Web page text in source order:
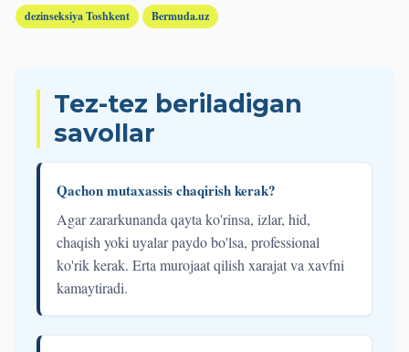
dezinseksiya Toshkent
Bermuda.uz
Tez-tez beriladigan
savollar
Qachon mutaxassis chaqirish kerak?
Agar zararkunanda qayta ko'rinsa, izlar, hid,
chaqish yoki uyalar paydo bo'lsa, professional
ko'rik kerak. Erta murojaat qilish xarajat va xavfni
kamaytiradi.